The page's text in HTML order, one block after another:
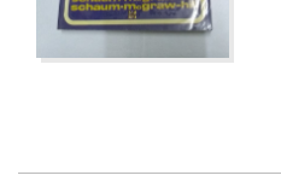
DVD
Ensayo